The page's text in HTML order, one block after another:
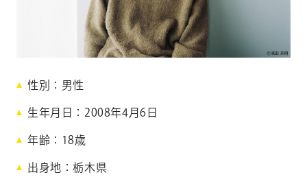
CONTACT お問い合わせ
個人のお客様
法人のお客様
Amuse Solution
ENGLISH
海
颯
一
性別 男性
生年月日 2008年4月6日
年齢 18歳
出身地 栃木県